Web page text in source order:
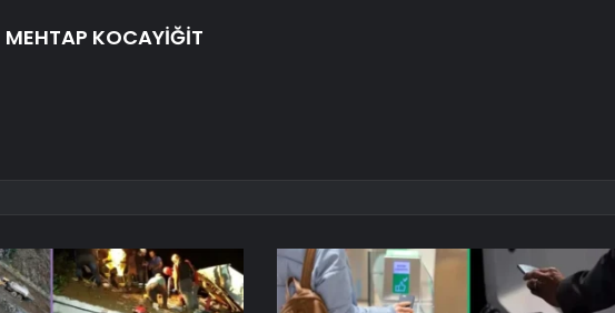
MEHTAP KOCAYİĞİT